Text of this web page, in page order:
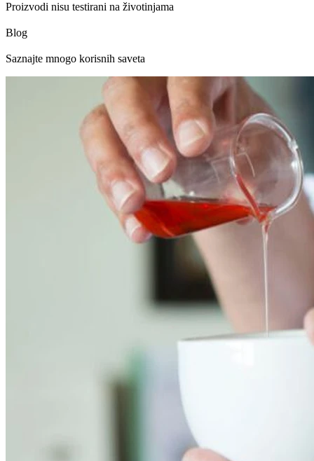
Proizvodi nisu testirani na životinjama
Blog
Saznajte mnogo korisnih saveta